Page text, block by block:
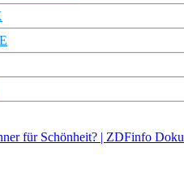
für Schönheit? | ZDFinfo Doku